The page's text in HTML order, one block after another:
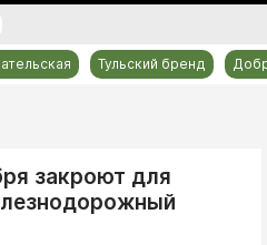
Тульский бренд
закроют для